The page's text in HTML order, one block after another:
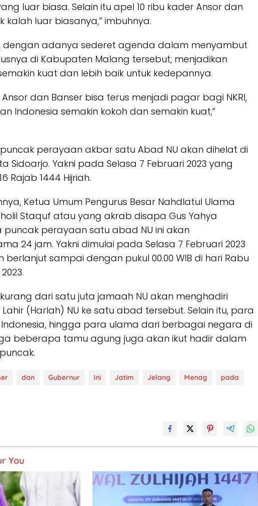
luar biasa. Selain itu apel 10 ribu kader Ansor dan
kalah luar biasanya,” imbuhnya.
dengan adanya sederet agenda dalam menyambut
di Kabupaten Malang tersebut, menjadikan
kuat dan lebih baik untuk kedepannya.
dan Banser bisa terus menjadi pagar bagi NKRI,
Indonesia semakin kokoh dan semakin kuat,”
perayaan akbar satu Abad NU akan dihelat di
Sidoarjo. Yakni pada Selasa 7 Februari 2023 yang
Rajab 1444 Hijriah.
Ketua Umum Pengurus Besar Nahdlatul Ulama
Staquf atau yang akrab disapa Gus Yahya
perayaan satu abad NU ini akan
24 jam. Yakni dimulai pada Selasa 7 Februari 2023
berlanjut sampai dengan pukul 00.00 WIB di hari Rabu
dari satu juta jamaah NU akan menghadiri
(Harlah) NU ke satu abad tersebut. Selain itu, para
Indonesia, hingga para ulama dari berbagai negara di
beberapa tamu agung juga akan ikut hadir dalam
dan Gubernur Ini Jatim Jelang Menag
pada
You